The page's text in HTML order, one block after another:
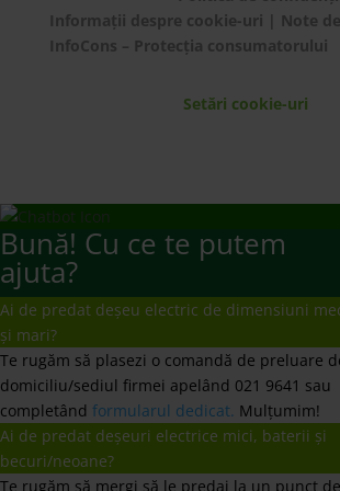
Informații despre cookie-uri
Note
InfoCons – Protecția consumatorului
Setări cookie-uri
Bună! Cu ce te putem
ajuta?
Ai de predat deșeu electric de dimensiuni
și mari?
Te rugăm să plasezi o comandă de preluare
domiciliu/sediul firmei apelând 021 9641 sau
completând formularul dedicat. Mulțumim!
Ai de predat deșeuri electrice mici, baterii și
becuri/neoane?
Te rugăm să mergi să le predai la un punct de